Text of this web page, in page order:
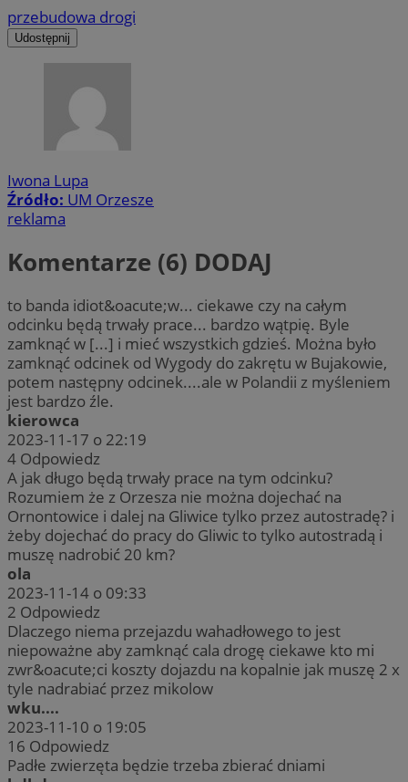
przebudowa drogi
Udostępnij
Iwona Lupa
Źródło: UM Orzesze
reklama
Komentarze (6) DODAJ
to banda idiot&oacute;w... ciekawe czy na całym
odcinku będą trwały prace... bardzo wątpię. Byle
zamknąć w [...] i mieć wszystkich gdzieś. Można było
zamknąć odcinek od Wygody do zakrętu w Bujakowie,
potem następny odcinek....ale w Polandii z myśleniem
jest bardzo źle.
kierowca
2023-11-17 o 22:19
4 Odpowiedz
A jak długo będą trwały prace na tym odcinku?
Rozumiem że z Orzesza nie można dojechać na
Ornontowice i dalej na Gliwice tylko przez autostradę? i
żeby dojechać do pracy do Gliwic to tylko autostradą i
muszę nadrobić 20 km?
ola
2023-11-14 o 09:33
2 Odpowiedz
Dlaczego niema przejazdu wahadłowego to jest
niepoważne aby zamknąć cala drogę ciekawe kto mi
zwr&oacute;ci koszty dojazdu na kopalnie jak muszę 2 x
tyle nadrabiać przez mikolow
wku....
2023-11-10 o 19:05
16 Odpowiedz
Padłe zwierzęta będzie trzeba zbierać dniami